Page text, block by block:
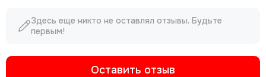
Здесь еще никто не оставлял отзывы. Будьте
первым!
Оставить отзыв